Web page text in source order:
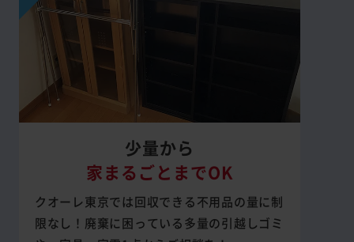
少量から
家まるごとまでOK
クオーレ東京では回収できる不用品の量に制
限なし！廃棄に困っている多量の引越しゴミ